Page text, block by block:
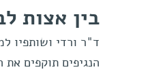
בין אצות
ד"ר ורדי ושותפיו
הנגיפים תוקפים